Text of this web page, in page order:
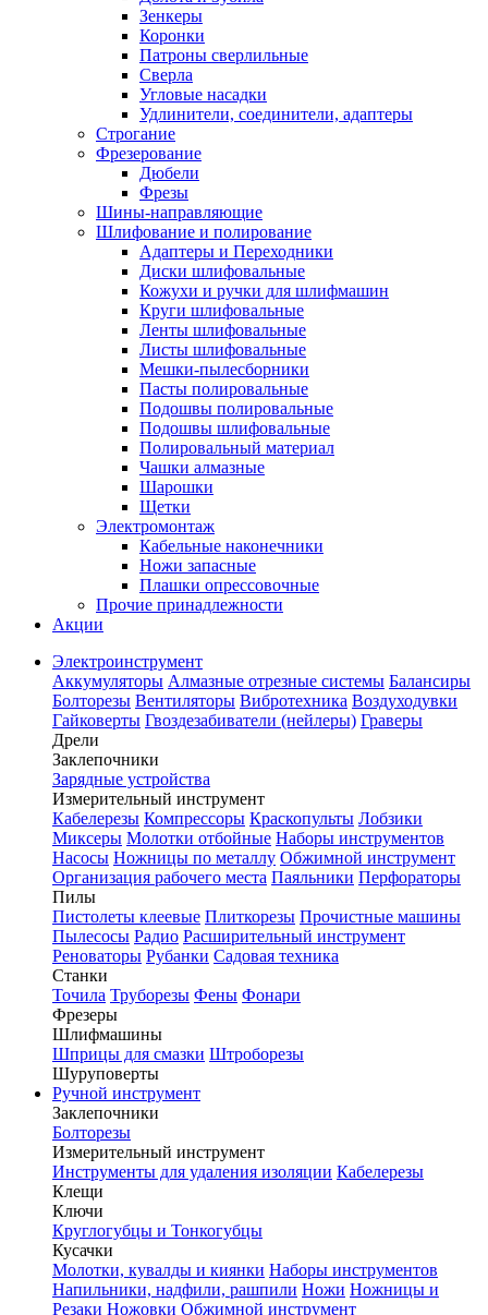
Зенкеры
Коронки
Патроны сверлильные
Сверла
Угловые насадки
Удлинители, соединители, адаптеры
Строгание
Фрезерование
Дюбели
Фрезы
Шины-направляющие
Шлифование и полирование
Адаптеры и Переходники
Диски шлифовальные
Кожухи и ручки для шлифмашин
Круги шлифовальные
Ленты шлифовальные
Листы шлифовальные
Мешки-пылесборники
Пасты полировальные
Подошвы полировальные
Подошвы шлифовальные
Полировальный материал
Чашки алмазные
Шарошки
Щетки
Электромонтаж
Кабельные наконечники
Ножи запасные
Плашки опрессовочные
Прочие принадлежности
Акции
Электроинструмент
Аккумуляторы Алмазные отрезные системы Балансиры
Болторезы Вентиляторы Вибротехника Воздуходувки
Гайковерты Гвоздезабиватели (нейлеры) Граверы
Дрели
Заклепочники
Зарядные устройства
Измерительный инструмент
Кабелерезы Компрессоры Краскопульты Лобзики
Миксеры Молотки отбойные Наборы инструментов
Насосы Ножницы по металлу Обжимной инструмент
Организация рабочего места Паяльники Перфораторы
Пилы
Пистолеты клеевые Плиткорезы Прочистные машины
Пылесосы Радио Расширительный инструмент
Реноваторы Рубанки Садовая техника
Станки
Точила Труборезы Фены Фонари
Фрезеры
Шлифмашины
Шприцы для смазки Штроборезы
Шуруповерты
Ручной инструмент
Заклепочники
Болторезы
Измерительный инструмент
Инструменты для удаления изоляции Кабелерезы
Клещи
Ключи
Круглогубцы и Тонкогубцы
Кусачки
Молотки, кувалды и киянки Наборы инструментов
Напильники, надфили, рашпили Ножи Ножницы и
Резаки Ножовки Обжимной инструмент